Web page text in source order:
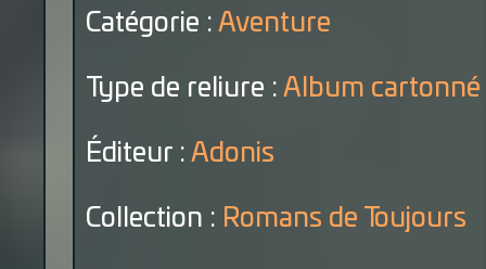
Catégorie : Aventure
Type de reliure : Album cartonné
Éditeur : Adonis
Collection : Romans de Toujours